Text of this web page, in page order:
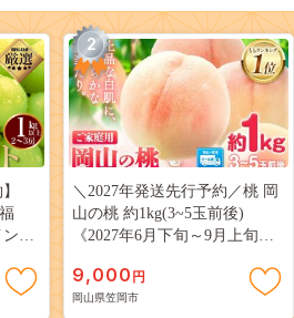
マ
果
カ
2
＼2027年発送先行予約／桃 岡
山の桃 約1kg(3~5玉前後)
《2027年6月下旬～9月上旬頃
岡山 はくとう スイーツ フル
ーツ 果物 デザート 旬 モモ も
9,000 円
岡山県笠岡市